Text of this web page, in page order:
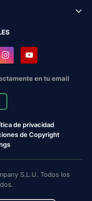
en tu email
de privacidad
de Copyright
S.L.U. Todos los